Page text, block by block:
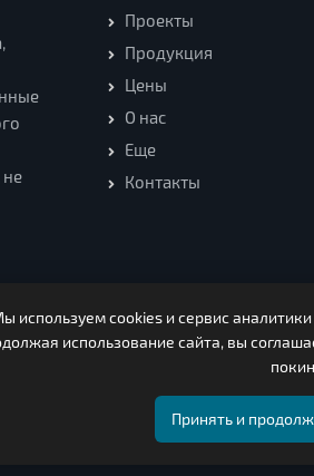
не
Проекты
Продукция
Цены
О нас
Еще
Контакты
ООО Нагорская Лесная
Адрес 613260, Кировская область,
используем cookies и сервис
использование сайта, вы
Принять и